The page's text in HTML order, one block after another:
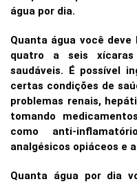
água por dia.
Quanta água você deve
quatro a seis
saudáveis. É possível
certas condições de
problemas renais,
tomando
como anti-
analgésicos opiáceos e
Quanta água por dia